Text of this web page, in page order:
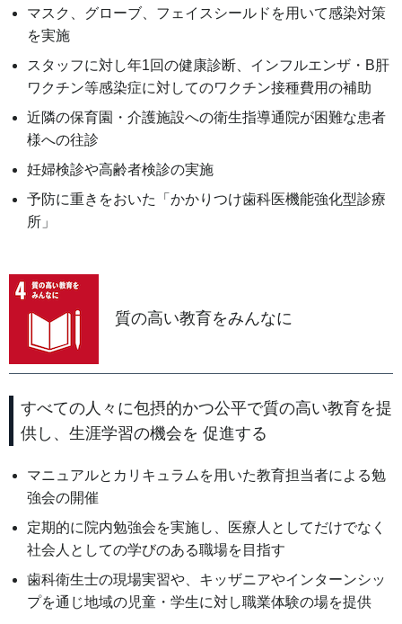
マスク、グローブ、フェイスシールドを用いて感染対策
を実施
スタッフに対し年1回の健康診断、インフルエンザ・B肝
ワクチン等感染症に対してのワクチン接種費用の補助
近隣の保育園・介護施設への衛生指導通院が困難な患者
様への往診
妊婦検診や高齢者検診の実施
予防に重きをおいた「かかりつけ歯科医機能強化型診療
所」
質の高い教育をみんなに
すべての人々に包摂的かつ公平で質の高い教育を提
供し、生涯学習の機会を 促進する
マニュアルとカリキュラムを用いた教育担当者による勉
強会の開催
定期的に院内勉強会を実施し、医療人としてだけでなく
社会人としての学びのある職場を目指す
歯科衛生士の現場実習や、キッザニアやインターンシッ
プを通じ地域の児童・学生に対し職業体験の場を提供